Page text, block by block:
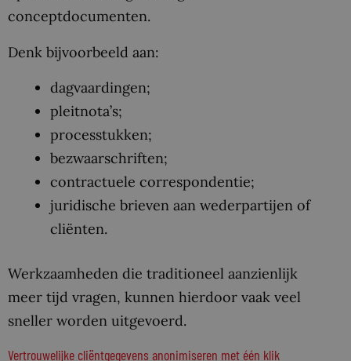
conceptdocumenten.
Denk bijvoorbeeld aan:
dagvaardingen;
pleitnota’s;
processtukken;
bezwaarschriften;
contractuele correspondentie;
juridische brieven aan wederpartijen of
cliënten.
Werkzaamheden die traditioneel aanzienlijk
meer tijd vragen, kunnen hierdoor vaak veel
sneller worden uitgevoerd.
Vertrouwelijke cliëntgegevens anonimiseren met één klik